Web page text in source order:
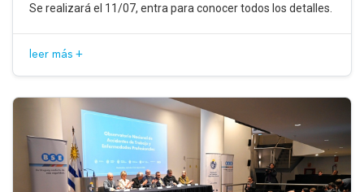
Se realizará el 11/07, entra para conocer todos los detalles.
leer más +